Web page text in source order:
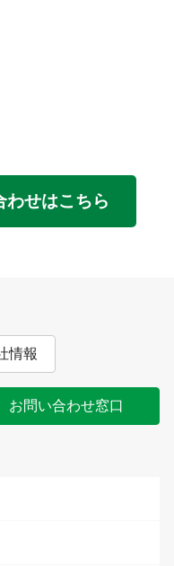
わせはこちら
情報
お問い合わせ窓口